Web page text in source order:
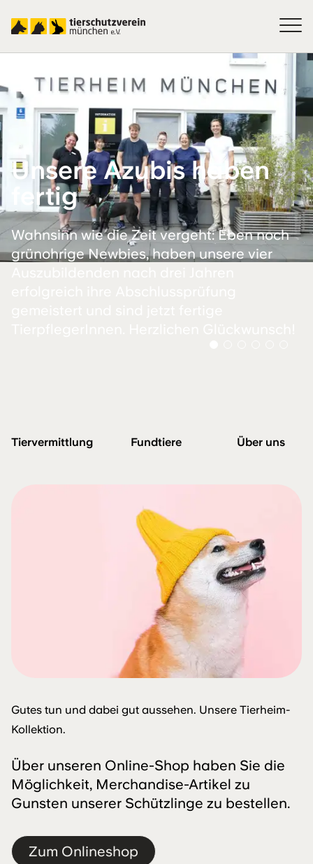
Unsere Azubis haben
fertig
Wahnsinn wie die Zeit vergeht: Eben noch
grünohrige Newbies, haben unsere vier
Tier­vermittlung Fundtiere Über uns
Gutes tun und dabei gut aussehen. Unsere Tierheim-
Kollektion.
Über unseren Online-Shop haben Sie die
Möglichkeit, Merchandise-Artikel zu
Gunsten unserer Schützlinge zu bestellen.
Zum Onlineshop